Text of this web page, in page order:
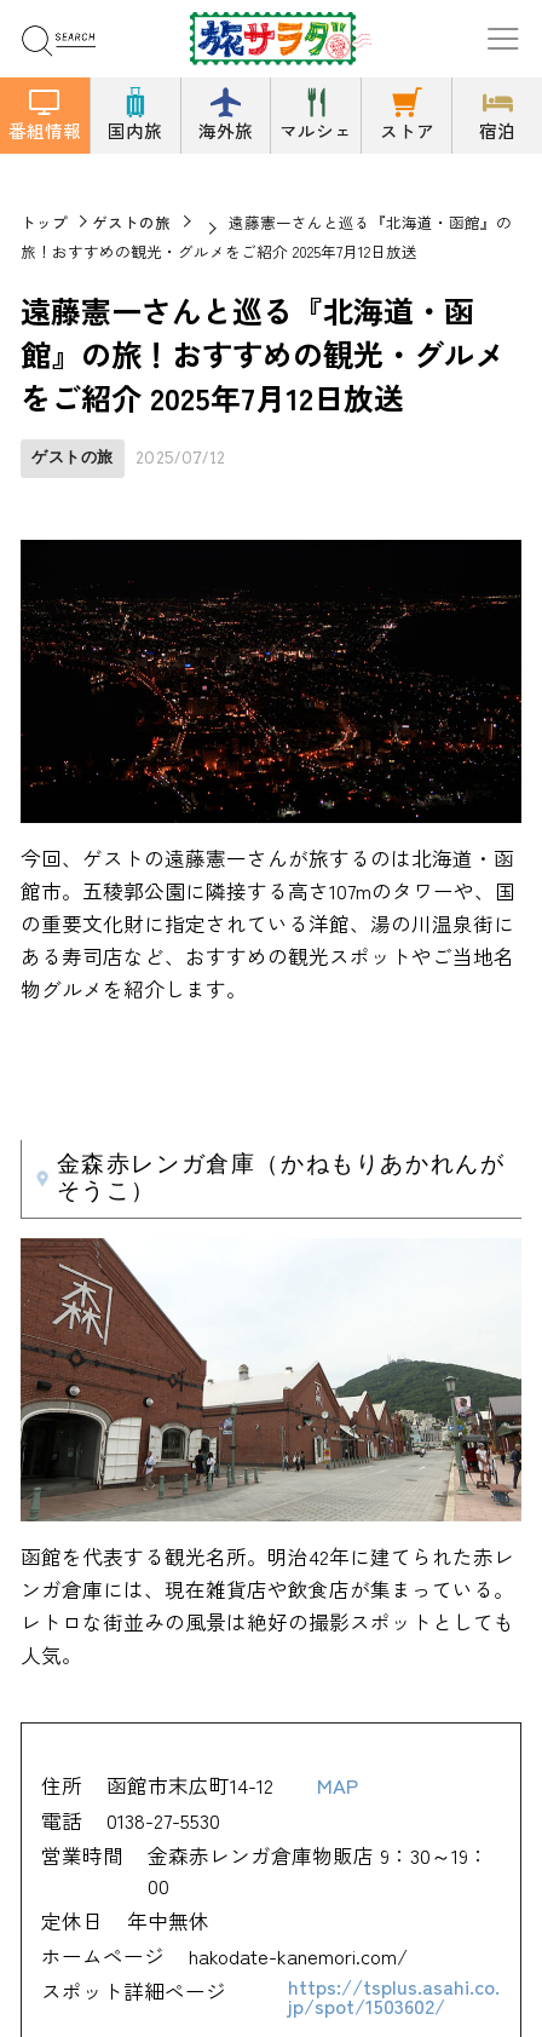
番組情報 国内旅 海外旅 マルシェ ストア 宿泊
トップ ゲストの旅
遠藤憲一さんと巡る『北海道・函館』の
旅！おすすめの観光・グルメをご紹介 2025年7月12日放送
遠藤憲一さんと巡る『北海道・函
館』の旅！おすすめの観光・グルメ
をご紹介 2025年7月12日放送
ゲストの旅 2025/07/12
今回、ゲストの遠藤憲一さんが旅するのは北海道・函
館市。五稜郭公園に隣接する高さ107mのタワーや、国
の重要文化財に指定されている洋館、湯の川温泉街に
ある寿司店など、おすすめの観光スポットやご当地名
物グルメを紹介します。
金森赤レンガ倉庫（かねもりあかれんが
そうこ）
函館を代表する観光名所。明治42年に建てられた赤レ
ンガ倉庫には、現在雑貨店や飲食店が集まっている。
レトロな街並みの風景は絶好の撮影スポットとしても
人気。
住所 函館市末広町14-12
MAP
電話
0138-27-5530
営業時間
金森赤レンガ倉庫物販店 9：30～19：
00
定休日
年中無休
ホームページ
hakodate-kanemori.com/
スポット詳細ページ
https://tsplus.asahi.co.
jp/spot/1503602/